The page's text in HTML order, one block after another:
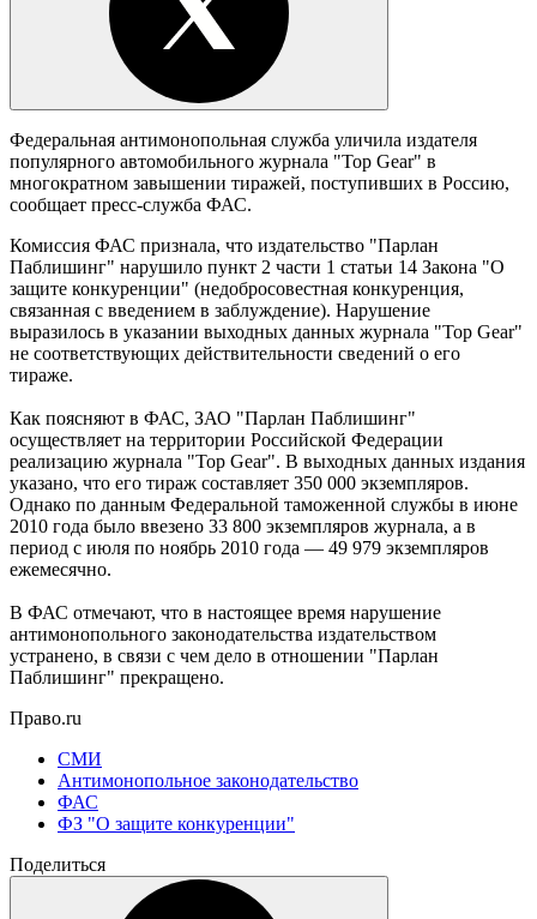
Федеральная антимонопольная служба уличила издателя
популярного автомобильного журнала "Top Gear" в
многократном завышении тиражей, поступивших в Россию,
сообщает пресс-служба ФАС.
Комиссия ФАС признала, что издательство "Парлан
Паблишинг" нарушило пункт 2 части 1 статьи 14 Закона "О
защите конкуренции" (недобросовестная конкуренция,
связанная с введением в заблуждение). Нарушение
выразилось в указании выходных данных журнала "Top Gear"
не соответствующих действительности сведений о его
тираже.
Как поясняют в ФАС, ЗАО "Парлан Паблишинг"
осуществляет на территории Российской Федерации
реализацию журнала "Top Gear". В выходных данных издания
указано, что его тираж составляет 350 000 экземпляров.
Однако по данным Федеральной таможенной службы в июне
2010 года было ввезено 33 800 экземпляров журнала, а в
период с июля по ноябрь 2010 года — 49 979 экземпляров
ежемесячно.
В ФАС отмечают, что в настоящее время нарушение
антимонопольного законодательства издательством
устранено, в связи с чем дело в отношении "Парлан
Паблишинг" прекращено.
Право.ru
СМИ
Антимонопольное законодательство
ФАС
ФЗ "О защите конкуренции"
Поделиться